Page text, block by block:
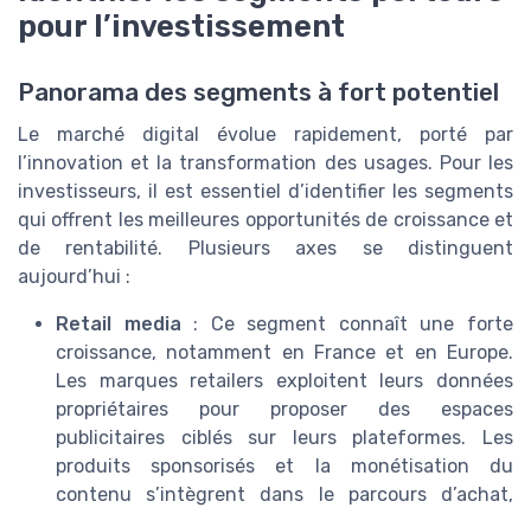
pour l’investissement
Panorama des segments à fort potentiel
Le marché digital évolue rapidement, porté par
l’innovation et la transformation des usages. Pour les
investisseurs, il est essentiel d’identifier les segments
qui offrent les meilleures opportunités de croissance et
de rentabilité. Plusieurs axes se distinguent
aujourd’hui :
Retail media : Ce segment connaît une forte
croissance, notamment en France et en Europe.
Les marques retailers exploitent leurs données
propriétaires pour proposer des espaces
publicitaires ciblés sur leurs plateformes. Les
produits sponsorisés et la monétisation du
contenu s’intègrent dans le parcours d’achat,